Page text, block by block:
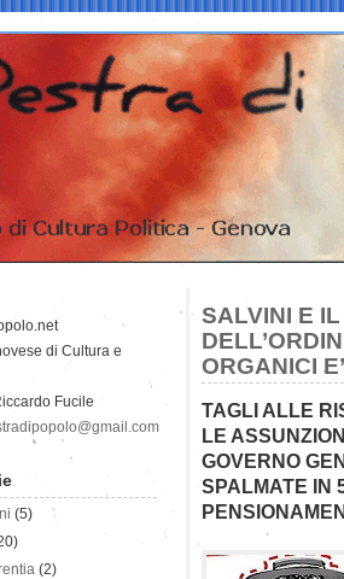
SALVINI E
ORGANICI
TAGLI ALLE
LE
GOVERNO
SPALMATE IN
di Cultura e
Fucile
(5)
(2)